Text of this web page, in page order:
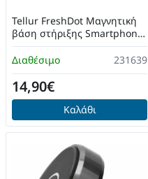
Διαθέσιμο 231639
Tellur FreshDot Μαγνητική
βάση στήριξης Smartphone
& Αρωματικό Αυτοκινήτου
(Space Grey/Lemon)
14,90€
Καλάθι